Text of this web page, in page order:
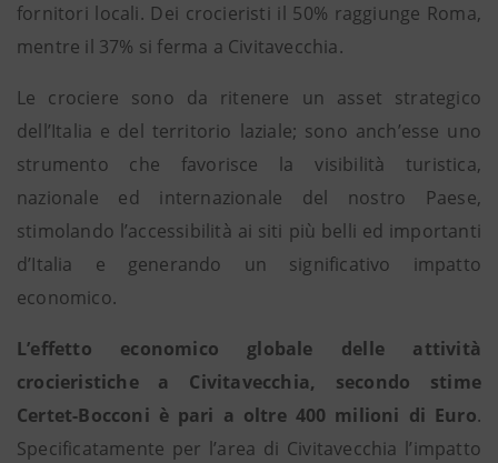
fornitori locali. Dei crocieristi il 50% raggiunge Roma,
mentre il 37% si ferma a Civitavecchia.
Le crociere sono da ritenere un asset strategico
dell’Italia e del territorio laziale; sono anch’esse uno
strumento che favorisce la visibilità turistica,
nazionale ed internazionale del nostro Paese,
stimolando l’accessibilità ai siti più belli ed importanti
d’Italia e generando un significativo impatto
economico.
L’effetto economico globale delle attività
crocieristiche a Civitavecchia, secondo stime
Certet-Bocconi è pari a oltre 400 milioni di Euro.
Specificatamente per l’area di Civitavecchia l’impatto